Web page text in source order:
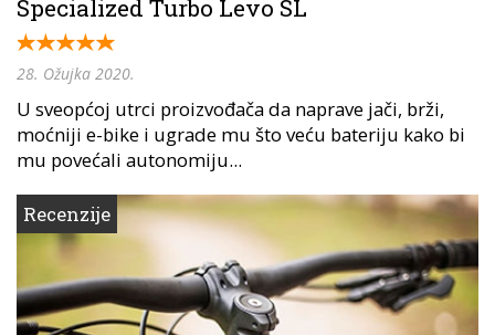
Specialized Turbo Levo SL
28. Ožujka 2020.
U sveopćoj utrci proizvođača da naprave jači, brži,
moćniji e-bike i ugrade mu što veću bateriju kako bi
mu povećali autonomiju...
Recenzije